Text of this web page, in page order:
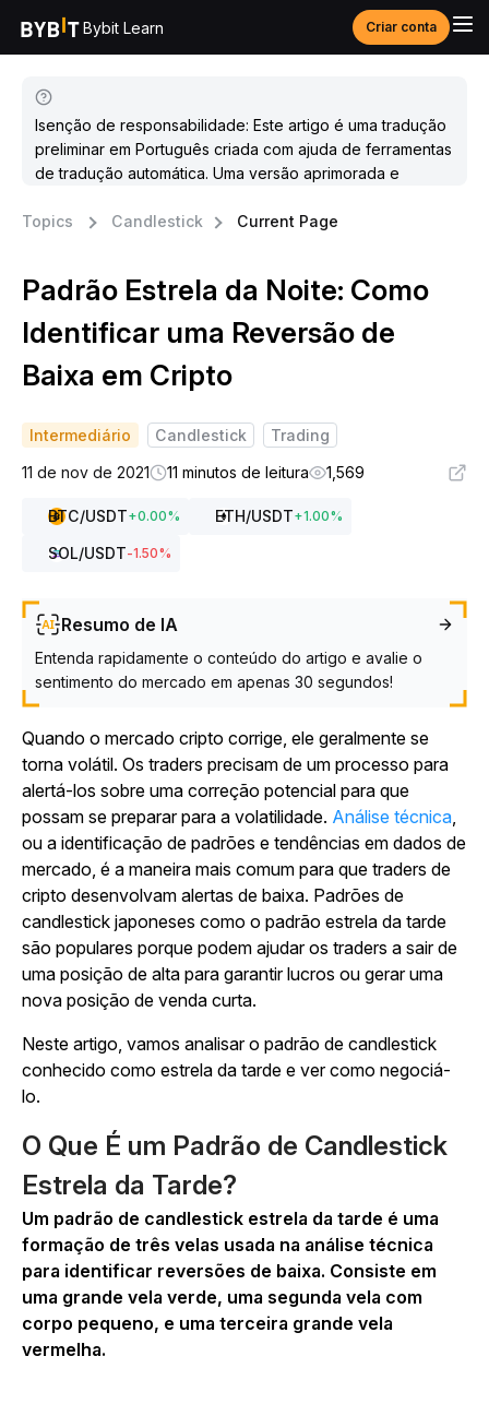
Bybit Learn Criar conta
Isenção de responsabilidade: Este artigo é uma tradução
preliminar em Português criada com ajuda de ferramentas
de tradução automática. Uma versão aprimorada e
Topics
Candlestick Current Page
Padrão Estrela da Noite: Como
Identificar uma Reversão de
Baixa em Cripto
Intermediário Candlestick
Trading
11 de nov de 2021
11 minutos de leitura 1,569
BTC/USDT+0.00% ETH/USDT+1.00%
SOL/USDT-1.50%
Resumo de IA
Entenda rapidamente o conteúdo do artigo e avalie o
sentimento do mercado em apenas 30 segundos!
Quando o mercado cripto corrige, ele geralmente se
torna volátil. Os traders precisam de um processo para
alertá-los sobre uma correção potencial para que
possam se preparar para a volatilidade. Análise técnica,
ou a identificação de padrões e tendências em dados de
mercado, é a maneira mais comum para que traders de
cripto desenvolvam alertas de baixa. Padrões de
candlestick japoneses como o padrão estrela da tarde
são populares porque podem ajudar os traders a sair de
uma posição de alta para garantir lucros ou gerar uma
nova posição de venda curta.
Neste artigo, vamos analisar o padrão de candlestick
conhecido como estrela da tarde e ver como negociá-
lo.
O Que É um Padrão de Candlestick
Estrela da Tarde?
Um padrão de candlestick estrela da tarde é uma
formação de três velas usada na análise técnica
para identificar reversões de baixa. Consiste em
uma grande vela verde, uma segunda vela com
corpo pequeno, e uma terceira grande vela
vermelha.